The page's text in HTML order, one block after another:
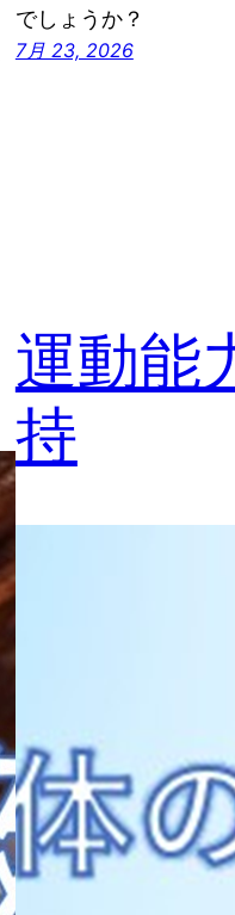
でしょうか？
7月 23, 2026
運動能
持